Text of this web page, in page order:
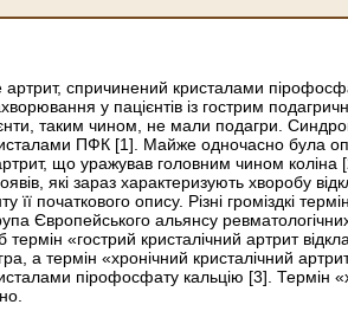
спричинений кристалами
у пацієнтів із гострим
таким чином, не мали подагри.
ПФК [1]. Майже одночасно була
що уражував головним чином коліна
які зараз характеризують хворобу
початкового опису. Різні громіздкі
Європейського альянсу
«гострий кристалічний артрит
а термін «хронічний кристалічний
пірофосфату кальцію [3]. Термін